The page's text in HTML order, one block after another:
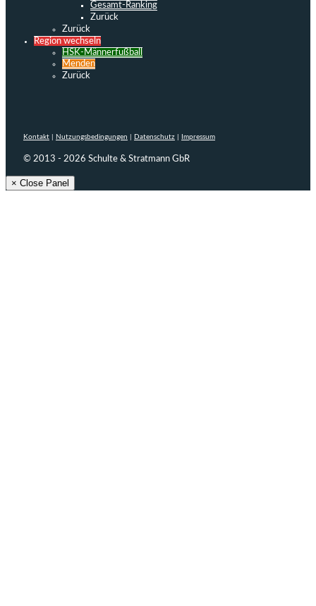
Gesamt-Ranking
Zurück
Zurück
Region wechseln
HSK-Männerfußball
Menden
Zurück
Kontakt Nutzungsbedingungen Datenschutz Impressum
© 2013 - 2026 Schulte & Stratmann GbR
× Close Panel